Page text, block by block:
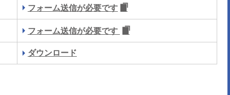
フォーム送信が必要です
フォーム送信が必要です
ダウンロード